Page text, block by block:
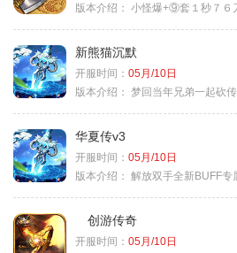
版本介绍： 小怪爆+⑨套１秒７６
新熊猫沉默
开服时间： 05月/10日
版本介绍： 梦回当年兄弟一起砍
华夏传v3
开服时间： 05月/10日
版本介绍： 解放双手全新BUFF专
创游传奇
开服时间： 05月/10日